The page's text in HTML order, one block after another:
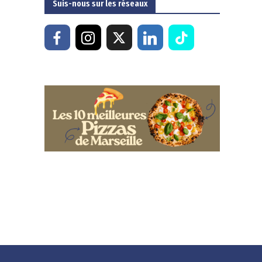
Suis-nous sur les réseaux